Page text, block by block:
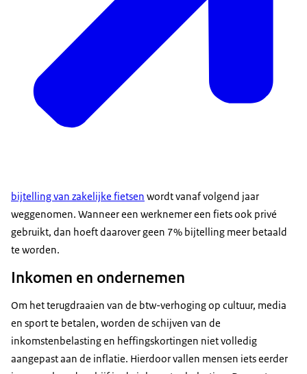
bijtelling van zakelijke fietsen wordt vanaf volgend jaar
weggenomen. Wanneer een werknemer een fiets ook privé
gebruikt, dan hoeft daarover geen 7% bijtelling meer betaald
te worden.
Inkomen en ondernemen
Om het terugdraaien van de btw-verhoging op cultuur, media
en sport te betalen, worden de schijven van de
inkomstenbelasting en heffingskortingen niet volledig
aangepast aan de inflatie. Hierdoor vallen mensen iets eerder